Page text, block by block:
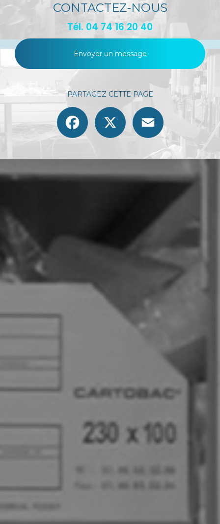
CONTACTEZ-NOUS
Tél. 04 74 16 20 40
Envoyer un message
PARTAGEZ CETTE PAGE
Facebook